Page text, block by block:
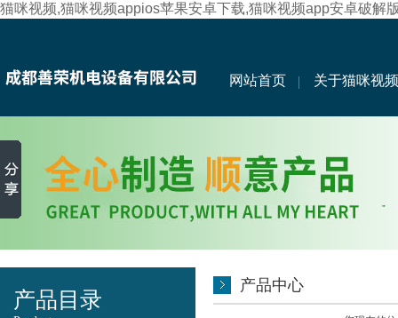
猫咪视频,猫咪视频appios苹果安卓下载,猫咪视频app安卓破解
网站首页 关于猫咪视频
产品目录
产品中心